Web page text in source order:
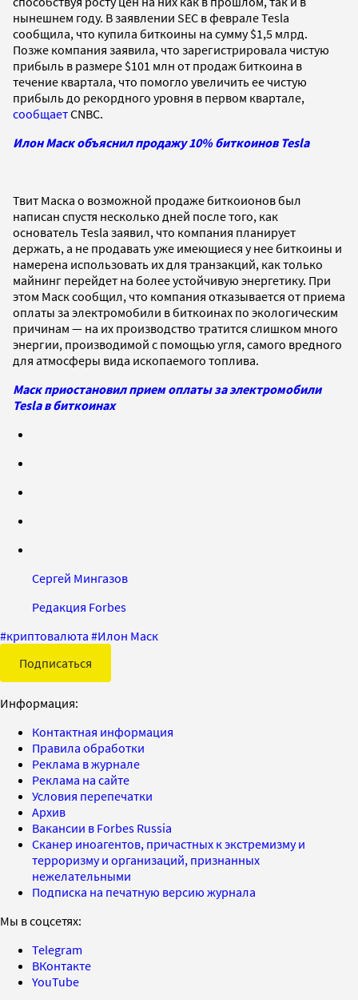
нынешнем году. В заявлении SEC в феврале Tesla
сообщила, что купила биткоины на сумму $1,5 млрд.
Позже компания заявила, что зарегистрировала чистую
прибыль в размере $101 млн от продаж биткоина в
течение квартала, что помогло увеличить ее чистую
прибыль до рекордного уровня в первом квартале,
сообщаетCNBC.
Илон Маск объяснил продажу 10% биткоинов Tesla
Твит Маска о возможной продаже биткоионов был
написан спустя несколько дней после того, как
основатель Tesla заявил, что компания планирует
держать, а не продавать уже имеющиеся у нее биткоины и
намерена использовать их для транзакций, как только
майнинг перейдет на более устойчивую энергетику. При
этом Маск сообщил, что компания отказывается от приема
оплаты за электромобили в биткоинах по экологическим
причинам — на их производство тратится слишком много
энергии, производимой с помощью угля, самого вредного
для атмосферы вида ископаемого топлива.
Маск приостановил прием оплаты за электромобили
Tesla в биткоинах
Сергей Мингазов
Редакция Forbes
#криптовалюта #Илон Маск
Подписаться
Информация:
Контактная информация
Правила обработки
Реклама в журнале
Реклама на сайте
Условия перепечатки
Архив
Вакансии в Forbes Russia
Сканер иноагентов, причастных к экстремизму и
терроризму и организаций, признанных
нежелательными
Подписка на печатную версию журнала
Мы в соцсетях:
Telegram
ВКонтакте
YouTube